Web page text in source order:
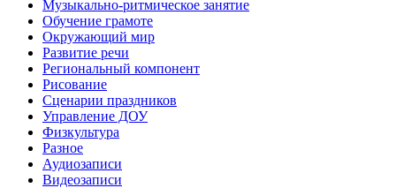
Музыкально-ритмическое занятие
Обучение грамоте
Окружающий мир
Развитие речи
Региональный компонент
Рисование
Сценарии праздников
Управление ДОУ
Физкультура
Разное
Аудиозаписи
Видеозаписи